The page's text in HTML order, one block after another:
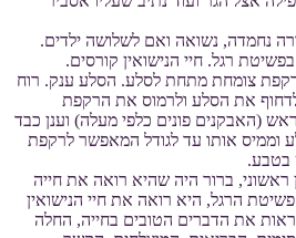
נחמדה, נשואה ואם לשלושה ילדים.
רגל. חיי הנישואין קורסים.
צומחת מתחת לסלע. הסלע ענק. רוח
את הסלע ולרמוס את הרקפת
(האבקנים פונים כלפי מעלה) וענן כבד
וממיס אותו עד לגודל המאפשר לרקפת
בטבע.
ברור היה שהיא רואה את חייה
הרגל, היא רואה את חיי הנישואין
את הדברים הטובים בחייה, החלה